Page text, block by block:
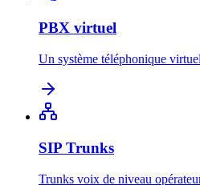
PBX virtuel
Un système téléphonique
SIP Trunks
Trunks voix de niveau